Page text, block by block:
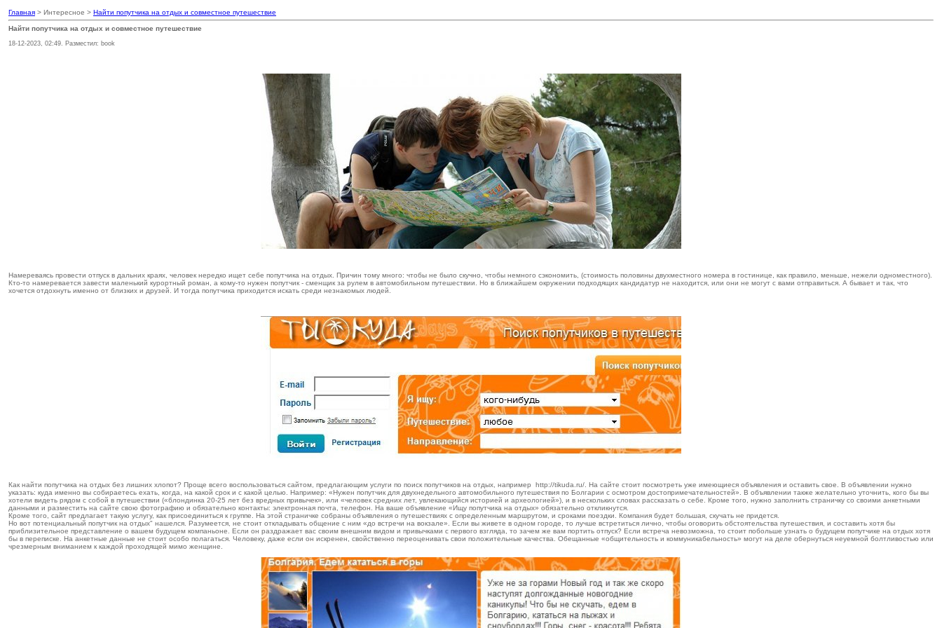
Главная > Интересное > Найти попутчика на отдых и совместное путешествие
Найти попутчика на отдых и совместное путешествие
18-12-2023, 02:49. Разместил: book
Намереваясь провести отпуск в дальних краях, человек нередко ищет себе попутчика на отдых. Причин тому много: чтобы не было скучно, чтобы немного сэкономить, (стоимость половины двухместного номера в гостинице, как правило, меньше, нежели одноместного).
Кто-то намеревается завести маленький курортный роман, а кому-то нужен попутчик - сменщик за рулем в автомобильном путешествии. Но в ближайшем окружении подходящих кандидатур не находится, или они не могут с вами отправиться. А бывает и так, что
хочется отдохнуть именно от близких и друзей. И тогда попутчика приходится искать среди незнакомых людей.
Как найти попутчика на отдых без лишних хлопот? Проще всего воспользоваться сайтом, предлагающим услуги по поиск попутчиков на отдых, например http://tikuda.ru/. На сайте стоит посмотреть уже имеющиеся объявления и оставить свое. В объявлении нужно
указать: куда именно вы собираетесь ехать, когда, на какой срок и с какой целью. Например: «Нужен попутчик для двухнедельного автомобильного путешествия по Болгарии с осмотром достопримечательностей». В объявлении также желательно уточнить, кого бы вы
хотели видеть рядом с собой в путешествии («блондинка 20-25 лет без вредных привычек», или «человек средних лет, увлекающийся историей и археологией»), и в нескольких словах рассказать о себе. Кроме того, нужно заполнить страничку со своими анкетными
данными и разместить на сайте свою фотографию и обязательно контакты: электронная почта, телефон. На ваше объявление «Ищу попутчика на отдых» обязательно откликнутся.
Кроме того, сайт предлагает такую услугу, как присоединиться к группе. На этой страничке собраны объявления о путешествиях с определенным маршрутом, и сроками поездки. Компания будет большая, скучать не придется.
Но вот потенциальный попутчик на отдых" нашелся. Разумеется, не стоит откладывать общение с ним «до встречи на вокзале». Если вы живете в одном городе, то лучше встретиться лично, чтобы оговорить обстоятельства путешествия, и составить хотя бы
приблизительное представление о вашем будущем компаньоне. Если он раздражает вас своим внешним видом и привычками с первого взгляда, то зачем же вам портить отпуск? Если встреча невозможна, то стоит побольше узнать о будущем попутчике на отдых хотя
бы в переписке. На анкетные данные не стоит особо полагаться. Человеку, даже если он искренен, свойственно переоценивать свои положительные качества. Обещанные «общительность и коммуникабельность» могут на деле обернуться неуемной болтливостью или
чрезмерным вниманием к каждой проходящей мимо женщине.